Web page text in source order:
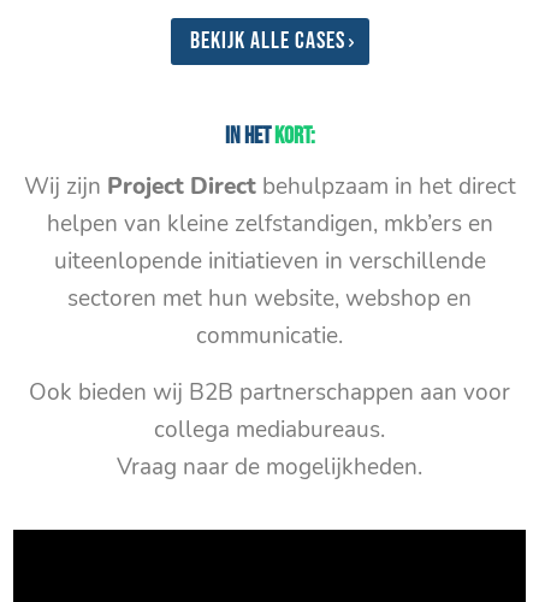
Bekijk alle cases
In hetkort:
Wij zijn Project Direct behulpzaam in het direct
helpen van kleine zelfstandigen, mkb’ers en
uiteenlopende initiatieven in verschillende
sectoren met hun website, webshop en
communicatie.
Ook bieden wij B2B partnerschappen aan voor
collega mediabureaus.
Vraag naar de mogelijkheden.